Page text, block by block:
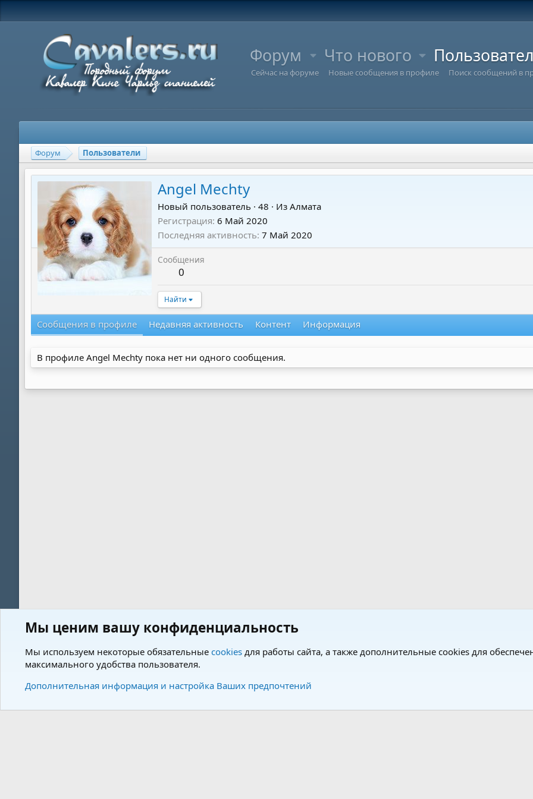
Форум Что нового
Сейчас на форуме Новые сообщения в профиле Поиск сообщений в
Форум Пользователи
Angel Mechty
Новый пользователь · 48 · Из Алмата
Регистрация 6 Май 2020
Последняя активность 7 Май 2020
Сообщения
0
Найти
Сообщения в профиле Недавняя активность Контент Информация
В профиле Angel Mechty пока нет ни одного сообщения.
Мы ценим вашу конфиденциальность
Мы используем некоторые обязательные cookies для работы сайта, а также дополнительные cookies для
максимального удобства пользователя.
Дополнительная информация и настройка Ваших предпочтений